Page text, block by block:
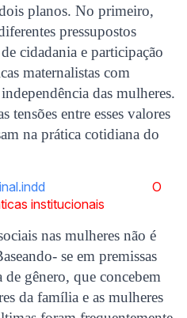
planos. No primeiro,
pressupostos
cidadania e participação
maternalistas com
das mulheres.
tensões entre esses valores
na prática cotidiana do
O
institucionais
nas mulheres não é
se em premissas
de gênero, que concebem
da família e as mulheres